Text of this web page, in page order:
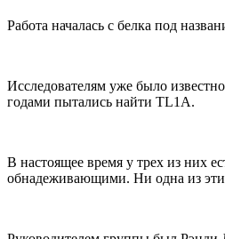
Работа началась с белка под
Исследователям уже было
годами пытались найти TL1A.
В настоящее время у трех из них
обнадеживающими. Ни одна из